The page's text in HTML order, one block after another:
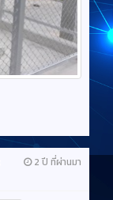
2 ปี ที่ผ่านมา